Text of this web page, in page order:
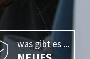
was gibt es ...